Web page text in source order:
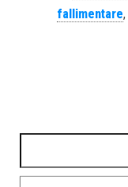
fallimentare,